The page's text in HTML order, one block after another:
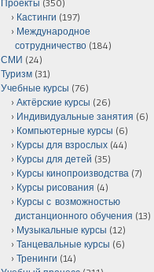
Проекты (350)
Кастинги (197)
Международное
сотрудничество (184)
СМИ (24)
Туризм (31)
Учебные курсы (76)
Актёрские курсы (26)
Индивидуальные занятия (6)
Компьютерные курсы (6)
Курсы для взрослых (44)
Курсы для детей (35)
Курсы кинопроизводства (7)
Курсы рисования (4)
Курсы с возможностью
дистанционного обучения (13)
Музыкальные курсы (12)
Танцевальные курсы (6)
Тренинги (14)